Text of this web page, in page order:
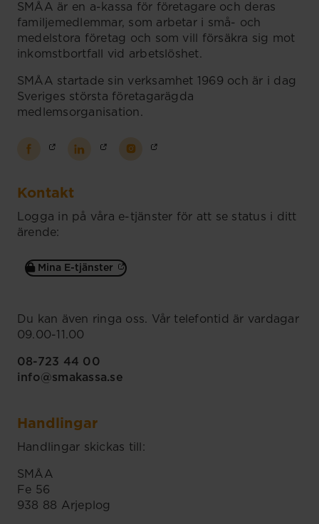
SMÅA är en a-kassa för företagare och deras
familjemedlemmar, som arbetar i små- och
medelstora företag och som vill försäkra sig mot
inkomstbortfall vid arbetslöshet.
SMÅA startade sin verksamhet 1969 och är i dag
Sveriges största företagarägda
medlemsorganisation.
Kontakt
Logga in på våra e-tjänster för att se status i ditt
ärende:
Mina E-tjänster
Du kan även ringa oss. Vår telefontid är vardagar
09.00-11.00
08-723 44 00
info@smakassa.se
Handlingar
Handlingar skickas till:
SMÅA
Fe 56
938 88 Arjeplog